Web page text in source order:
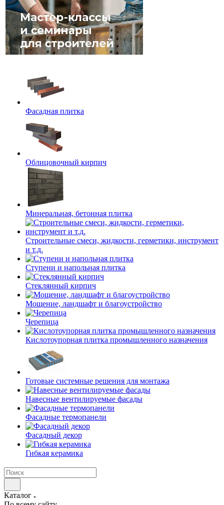
Фасадная плитка
Облицовочный кирпич
Минеральная, бетонная плитка
Строительные смеси, жидкости, герметики, инструмент
и т.д.
Ступени и напольная плитка
Cтеклянный кирпич
Мощение, ландшафт и благоустройство
Черепица
Кислотоупорная плитка промышленного назначения
Готовые системные решения для монтажа
Навесные вентилируемые фасады
Фасадные термопанели
Фасадный декор
Гибкая керамика
Каталог